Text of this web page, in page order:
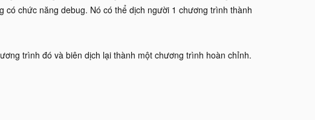
chức năng debug. Nó có thể dịch người 1 chương trình thành
trình đó và biên dịch lại thành một chương trình hoàn chỉnh.